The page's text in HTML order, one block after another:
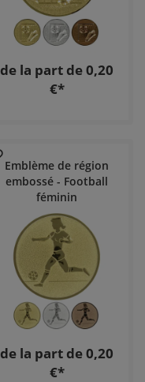
de la part de 0,20
€*
Emblème de région
embossé - Football
féminin
de la part de 0,20
€*